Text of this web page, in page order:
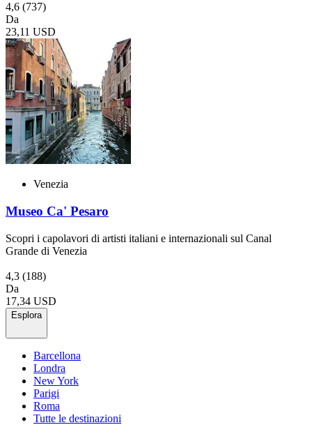
4,6 (737)
Da
23,11 USD
Venezia
Museo Ca' Pesaro
Scopri i capolavori di artisti italiani e internazionali sul Canal
Grande di Venezia
4,3 (188)
Da
17,34 USD
Esplora
Barcellona
Londra
New York
Parigi
Roma
Tutte le destinazioni